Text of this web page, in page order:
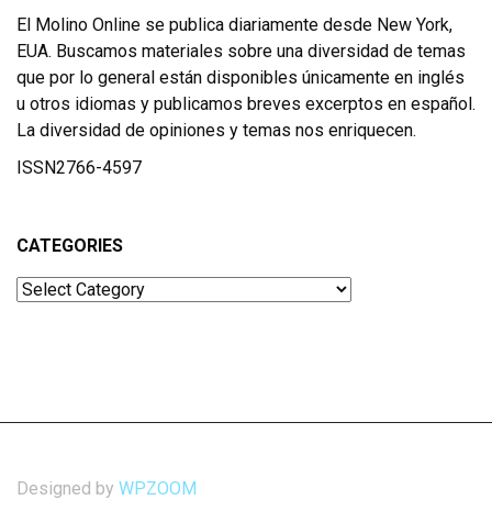
El Molino Online se publica diariamente desde New York,
EUA. Buscamos materiales sobre una diversidad de temas
que por lo general están disponibles únicamente en inglés
u otros idiomas y publicamos breves excerptos en español.
La diversidad de opiniones y temas nos enriquecen.
ISSN2766-4597
CATEGORIES
Categories
Designed by WPZOOM